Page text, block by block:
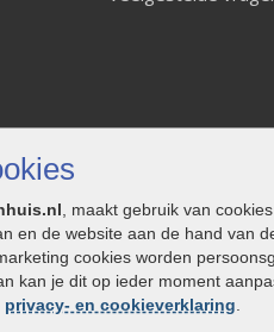
, maakt gebruik van
en de website aan de hand van
cookies worden
kan je dit op ieder moment
privacy- en cookieverklaring